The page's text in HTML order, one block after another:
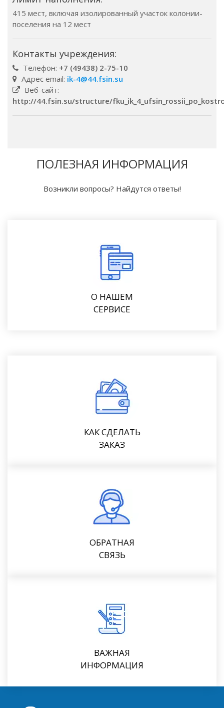
415 мест, включая изолированный участок колонии-
поселения на 12 мест
Контакты учреждения:
Телефон: +7 (49438) 2-75-10
Адрес email: ik-4@44.fsin.su
Веб-сайт:
http://44.fsin.su/structure/
ПОЛЕЗНАЯ ИНФОРМАЦИЯ
Возникли вопросы? Найдутся ответы!
О НАШЕМ
СЕРВИСЕ
КАК СДЕЛАТЬ
ЗАКАЗ
ОБРАТНАЯ
СВЯЗЬ
ВАЖНАЯ
ИНФОРМАЦИЯ